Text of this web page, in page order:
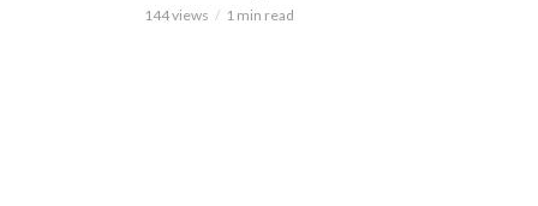
144 views 1 min read